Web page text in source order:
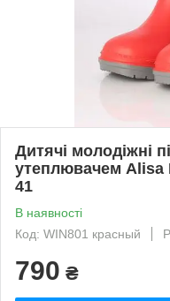
Дитячі молодіжні
утеплювачем Alisa
41
В наявності
Код: WIN801 красный
790 ₴